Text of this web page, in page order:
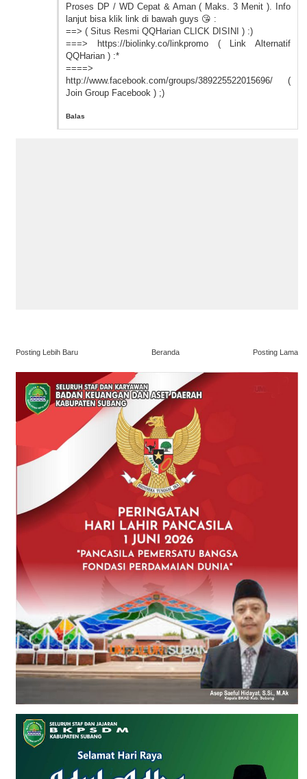
Proses DP / WD Cepat & Aman ( Maks. 3 Menit ). Info
lanjut bisa klik link di bawah guys 😘 :
==> ( Situs Resmi QQHarian CLICK DISINI ) :)
===> https://biolinky.co/linkpromo ( Link Alternatif
QQHarian ) :*
====>
http://www.facebook.com/groups/389225522015696/ (
Join Group Facebook ) ;)
Balas
Posting Lebih Baru Posting Lama
Beranda